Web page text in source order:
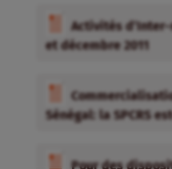
Activités
et décembre 2011
Sénégal: la SPCRS
Pour des